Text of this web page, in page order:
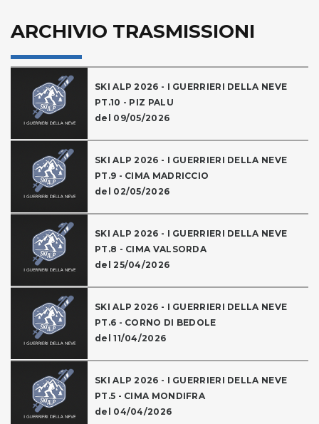
ARCHIVIO TRASMISSIONI
SKI ALP 2026 - I GUERRIERI DELLA NEVE
PT.10 - PIZ PALU
del 09/05/2026
SKI ALP 2026 - I GUERRIERI DELLA NEVE
PT.9 - CIMA MADRICCIO
del 02/05/2026
SKI ALP 2026 - I GUERRIERI DELLA NEVE
PT.8 - CIMA VALSORDA
del 25/04/2026
SKI ALP 2026 - I GUERRIERI DELLA NEVE
PT.6 - CORNO DI BEDOLE
del 11/04/2026
SKI ALP 2026 - I GUERRIERI DELLA NEVE
PT.5 - CIMA MONDIFRA
del 04/04/2026